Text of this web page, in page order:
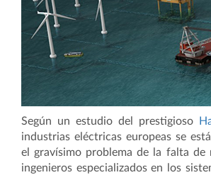
Según un estudio del prestigioso
industrias eléctricas europeas se
el gravísimo problema de la falta de
ingenieros especializados en los